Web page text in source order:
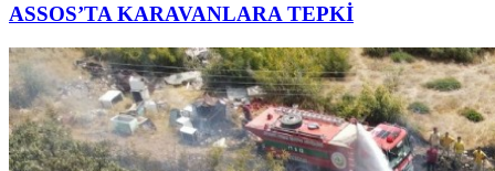
ASSOS’TA KARAVANLARA TEPKİ